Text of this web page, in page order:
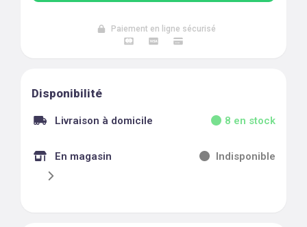
Paiement en ligne sécurisé
Disponibilité
Livraison à domicile 8 en stock
En magasin Indisponible